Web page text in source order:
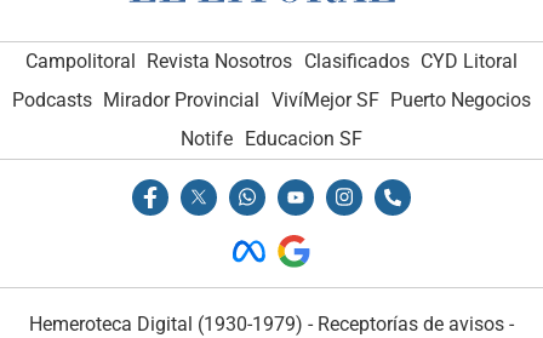
Campolitoral Revista Nosotros Clasificados CYD Litoral
Podcasts Mirador Provincial VivíMejor SF Puerto Negocios
Notife Educacion SF
Hemeroteca Digital (1930-1979) - Receptorías de avisos -